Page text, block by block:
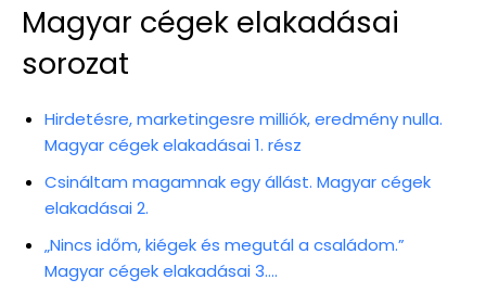
Magyar cégek elakadásai
sorozat
Hirdetésre, marketingesre milliók, eredmény nulla.
Magyar cégek elakadásai 1. rész
Csináltam magamnak egy állást. Magyar cégek
elakadásai 2.
„Nincs időm, kiégek és megutál a családom.”
Magyar cégek elakadásai 3….